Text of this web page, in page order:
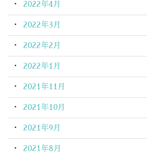
2022年4月
2022年3月
2022年2月
2022年1月
2021年11月
2021年10月
2021年9月
2021年8月